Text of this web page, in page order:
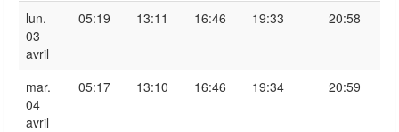
lun.
03
avril
05:19 13:11 16:46 19:33 20:58
mar.
04
avril
05:17 13:10 16:46 19:34 20:59